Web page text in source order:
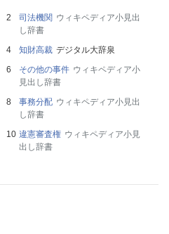
司法機関 ウィキペディア小見出
し辞書
知財高裁 デジタル大辞泉
その他の事件 ウィキペディア小
見出し辞書
事務分配 ウィキペディア小見出
し辞書
違憲審査権 ウィキペディア小見
出し辞書